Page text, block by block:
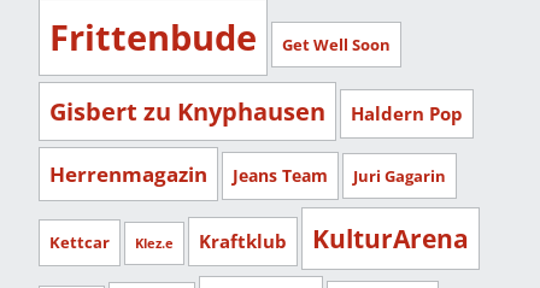
Frittenbude Get Well Soon
Gisbert zu Knyphausen Haldern Pop
Herrenmagazin Jeans Team Juri Gagarin
Kettcar Klez.e Kraftklub KulturArena